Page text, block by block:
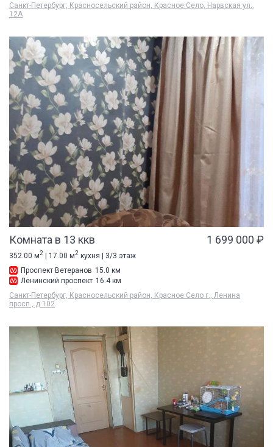
Санкт-Петербург, Красносельский район, Красное Село, Нарвская ул.,
12А
Комната в 13 ккв 1 699 000 ₽
352.00 м2 | 17.00 м2 кухня | 3/3 этаж
Проспект Ветеранов 15.0 км
Ленинский проспект 16.4 км
Санкт-Петербург, Красносельский район, Красное Село г., Ленина
просп., д 102